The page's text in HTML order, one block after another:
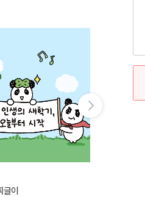
이